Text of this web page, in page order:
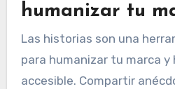
humanizar tu
Las historias son una
para humanizar tu marca y
accesible. Compartir